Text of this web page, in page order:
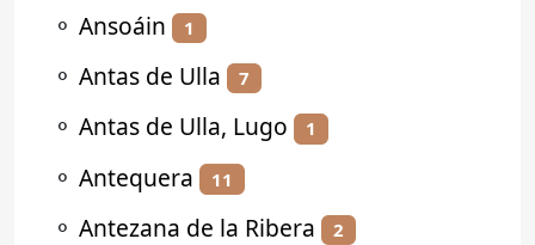
⚬ Ansoáin 1
⚬ Antas de Ulla 7
⚬ Antas de Ulla, Lugo 1
⚬ Antequera 11
⚬ Antezana de la Ribera 2